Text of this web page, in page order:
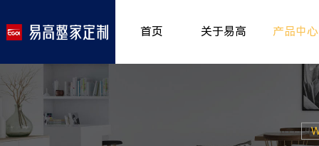
首页 关于易高
>
产品中心
室内非
儿童房
厨房空